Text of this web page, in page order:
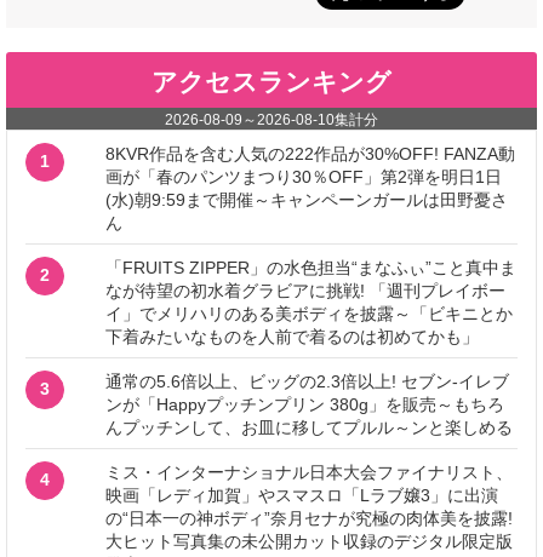
アクセスランキング
2026-08-09 ～2026-08-10集計分
1
8KVR作品を含む人気の222作品が30%OFF! FANZA動
画が「春のパンツまつり30％OFF」第2弾を明日1日
(水)朝9:59まで開催～キャンペーンガールは田野憂さ
ん
2
「FRUITS ZIPPER」の水色担当“まなふぃ”こと真中ま
なが待望の初水着グラビアに挑戦! 「週刊プレイボー
イ」でメリハリのある美ボディを披露～「ビキニとか
下着みたいなものを人前で着るのは初めてかも」
3
通常の5.6倍以上、ビッグの2.3倍以上! セブン‐イレブ
ンが「Happyプッチンプリン 380g」を販売～もちろ
んプッチンして、お皿に移してプルル～ンと楽しめる
4
ミス・インターナショナル日本大会ファイナリスト、
映画「レディ加賀」やスマスロ「Lラブ嬢3」に出演
の“日本一の神ボディ”奈月セナが究極の肉体美を披露!
大ヒット写真集の未公開カット収録のデジタル限定版